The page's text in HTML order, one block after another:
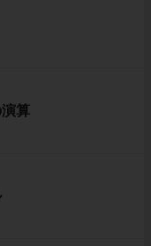
算